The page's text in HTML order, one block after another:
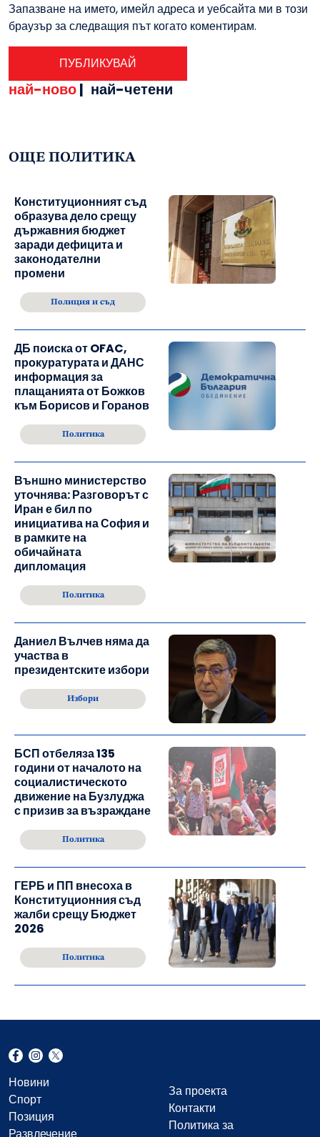
Запазване на името, имейл адреса и уебсайта ми в този
браузър за следващия път когато коментирам.
най-ново| най-четени
ОЩЕ ПОЛИТИКА
Конституционният съд
образува дело срещу
държавния бюджет
заради дефицита и
законодателни
промени
Полиция и съд
ДБ поиска от OFAC,
прокуратурата и ДАНС
информация за
плащанията от Божков
към Борисов и Горанов
Политика
Външно министерство
уточнява: Разговорът с
Иран е бил по
инициатива на София и
в рамките на
обичайната
дипломация
Политика
Даниел Вълчев няма да
участва в
президентските избори
Избори
БСП отбеляза 135
години от началото на
социалистическото
движение на Бузлуджа
с призив за възраждане
Политика
ГЕРБ и ПП внесоха в
Конституционния съд
жалби срещу Бюджет
2026
Политика
Новини
Спорт
Позиция
За проекта
Контакти
Политика за